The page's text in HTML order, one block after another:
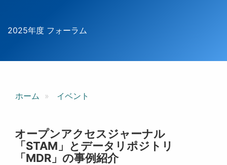
2025年度 フォーラム
ホーム イベント
オープンアクセスジャーナル
「STAM」とデータリポジトリ
「MDR」の事例紹介